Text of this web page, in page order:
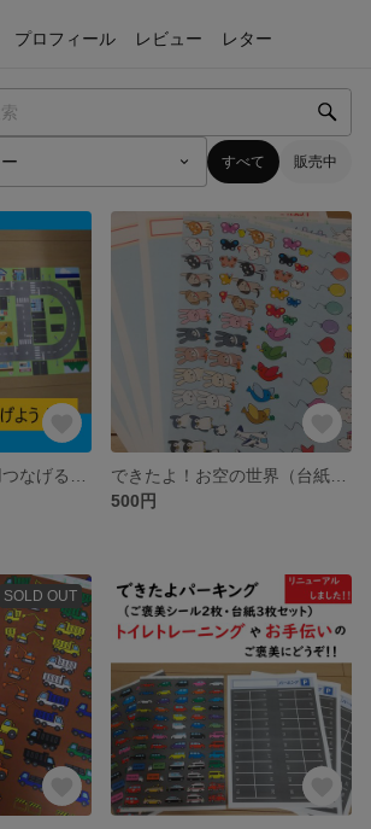
プロフィール レビュー レター
すべて 販売中
500円
SOLD OUT